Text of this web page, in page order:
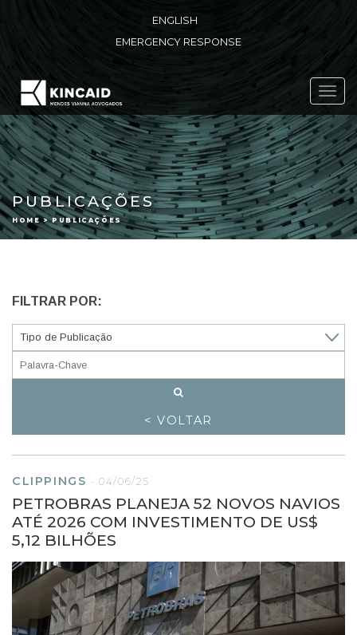
ENGLISH
EMERGENCY RESPONSE
PUBLICAÇÕES
HOME > PUBLICAÇÕES
FILTRAR POR:
< VOLTAR
CLIPPINGS -04/06/25
PETROBRAS PLANEJA 52 NOVOS NAVIOS
ATÉ 2026 COM INVESTIMENTO DE US$
5,12 BILHÕES